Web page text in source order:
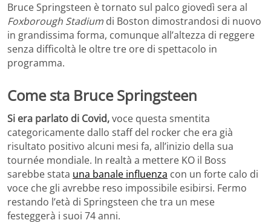
Bruce Springsteen è tornato sul palco giovedì sera al
Foxborough Stadium di Boston dimostrandosi di nuovo
in grandissima forma, comunque all’altezza di reggere
senza difficoltà le oltre tre ore di spettacolo in
programma.
Come sta Bruce Springsteen
Si era parlato di Covid,voce questa smentita
categoricamente dallo staff del rocker che era già
risultato positivo alcuni mesi fa, all’inizio della sua
tournée mondiale. In realtà a mettere KO il Boss
sarebbe stata una banale influenza con un forte calo di
voce che gli avrebbe reso impossibile esibirsi. Fermo
restando l’età di Springsteen che tra un mese
festeggerà i suoi 74 anni.